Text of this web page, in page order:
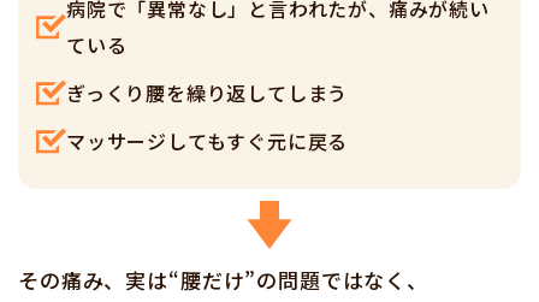
病院で「異常なし」と言われたが、痛みが続い
ている
ぎっくり腰を繰り返してしまう
マッサージしてもすぐ元に戻る
その痛み、実は“腰だけ”の問題ではなく、